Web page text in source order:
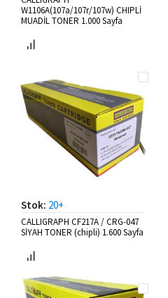
W1106A(107a/107r/107w) CHIPLİ
MUADİL TONER 1.000 Sayfa
Stok: 20+
CALLIGRAPH CF217A / CRG-047
SİYAH TONER (chipli) 1.600 Sayfa